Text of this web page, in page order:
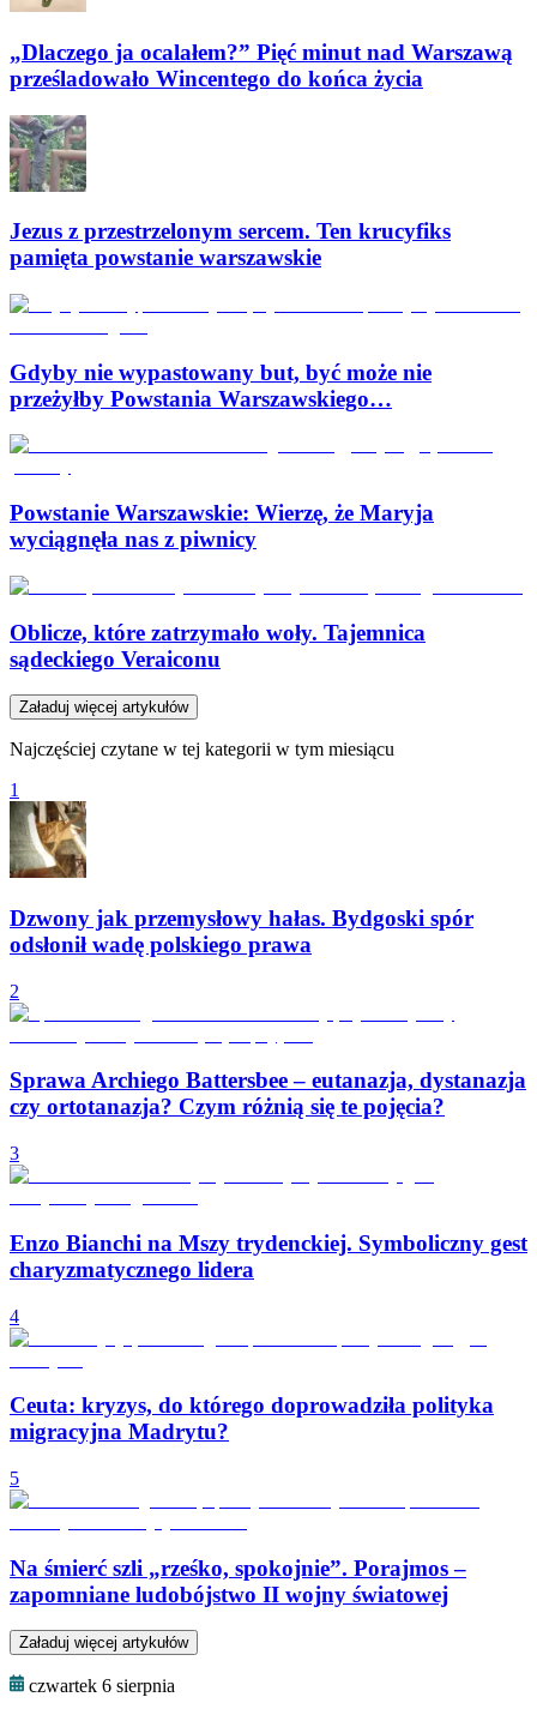
„Dlaczego ja ocalałem?” Pięć minut nad Warszawą
prześladowało Wincentego do końca życia
Jezus z przestrzelonym sercem. Ten krucyfiks
pamięta powstanie warszawskie
Gdyby nie wypastowany but, być może nie
przeżyłby Powstania Warszawskiego…
Powstanie Warszawskie: Wierzę, że Maryja
wyciągnęła nas z piwnicy
Oblicze, które zatrzymało woły. Tajemnica
sądeckiego Veraiconu
Załaduj więcej artykułów
Najczęściej czytane w tej kategorii w tym miesiącu
1
Dzwony jak przemysłowy hałas. Bydgoski spór
odsłonił wadę polskiego prawa
2
Sprawa Archiego Battersbee – eutanazja, dystanazja
czy ortotanazja? Czym różnią się te pojęcia?
3
Enzo Bianchi na Mszy trydenckiej. Symboliczny gest
charyzmatycznego lidera
4
Ceuta: kryzys, do którego doprowadziła polityka
migracyjna Madrytu?
5
Na śmierć szli „rześko, spokojnie”. Porajmos –
zapomniane ludobójstwo II wojny światowej
Załaduj więcej artykułów
czwartek 6 sierpnia